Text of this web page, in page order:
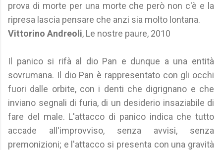
prova di morte per una morte che però non c'è e la
ripresa lascia pensare che anzi sia molto lontana.
Vittorino Andreoli, Le nostre paure, 2010
Il panico si rifà al dio Pan e dunque a una entità
sovrumana. Il dio Pan è rappresentato con gli occhi
fuori dalle orbite, con i denti che digrignano e che
inviano segnali di furia, di un desiderio insaziabile di
fare del male. L'attacco di panico indica che tutto
accade all'improvviso, senza avvisi, senza
premonizioni; e l'attacco si presenta con una gravità